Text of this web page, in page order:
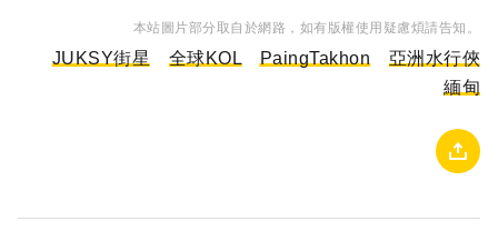
本站圖片部分取自於網路，如有版權使用疑慮煩請告知。
JUKSY街星 全球KOL PaingTakhon
亞洲水行俠
緬甸